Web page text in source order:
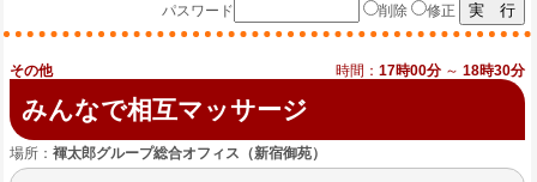
パスワード
削除 修正
その他 時間： 17時00分 ～ 18時30分
みんなで相互マッサージ
場所： 褌太郎グループ総合オフィス（新宿御苑）